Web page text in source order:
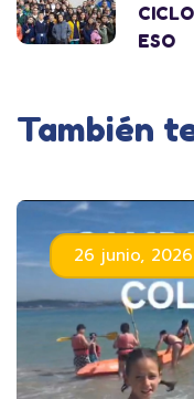
ESO
También
26 junio, 2026